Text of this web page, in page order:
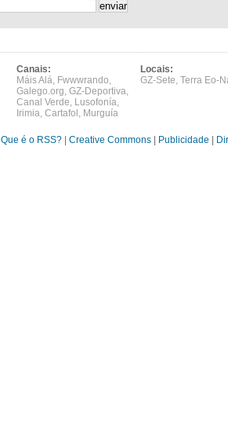
Canais:
Máis Alá, Fwwwrando,
Galego.org, GZ-Deportiva,
Canal Verde, Lusofonía,
Irimia, Cartafol , Murguía
Locais:
GZ-Sete, Terra Eo-
Que é o RSS? Creative Commons Publicidade